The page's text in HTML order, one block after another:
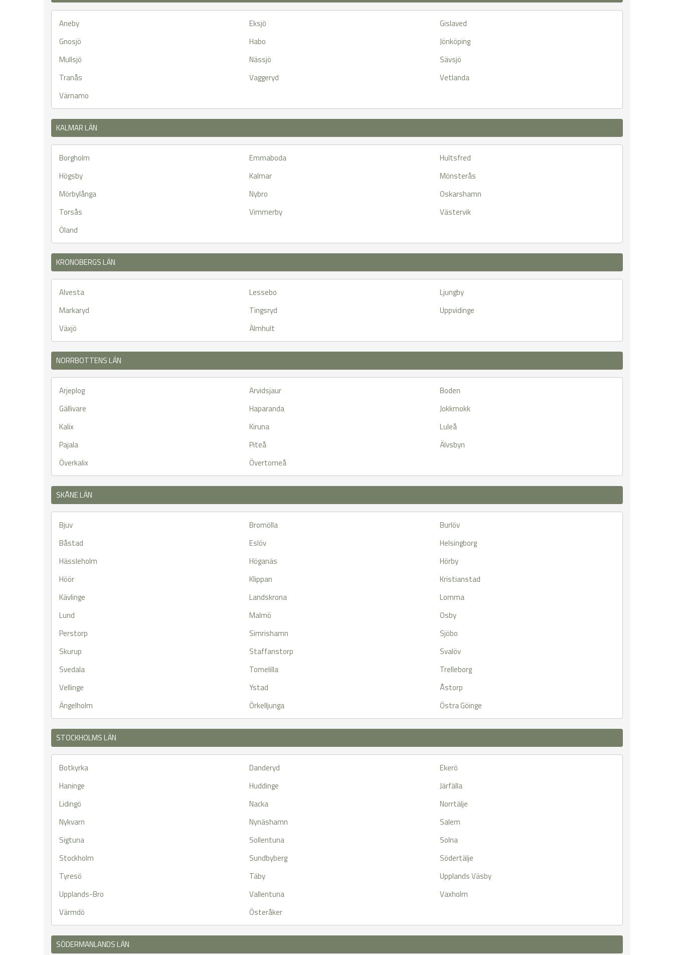
Aneby Eksjö
Gislaved
Gnosjö
Habo
Jönköping
Mullsjö
Nässjö
Sävsjö
Tranås
Vaggeryd
Vetlanda
Värnamo
KALMAR LÄN
Borgholm Emmaboda
Hultsfred
Högsby
Kalmar
Mönsterås
Mörbylånga
Nybro
Oskarshamn
Torsås
Vimmerby
Västervik
Öland
KRONOBERGS LÄN
Alvesta Lessebo
Ljungby
Markaryd
Tingsryd
Uppvidinge
Växjö
Älmhult
NORRBOTTENS LÄN
Arjeplog Arvidsjaur
Boden
Gällivare
Haparanda
Jokkmokk
Kalix
Kiruna
Luleå
Pajala
Piteå
Älvsbyn
Överkalix
Övertorneå
SKÅNE LÄN
Bjuv Bromölla
Burlöv
Båstad
Eslöv
Helsingborg
Hässleholm
Höganäs
Hörby
Höör
Klippan
Kristianstad
Kävlinge
Landskrona
Lomma
Lund
Malmö
Osby
Perstorp
Simrishamn
Sjöbo
Skurup
Staffanstorp
Svalöv
Svedala
Tomelilla
Trelleborg
Vellinge
Ystad
Åstorp
Ängelholm
Örkelljunga Östra Göinge
STOCKHOLMS LÄN
Botkyrka Danderyd
Ekerö
Haninge
Huddinge
Järfälla
Lidingö
Nacka
Norrtälje
Nykvarn
Nynäshamn
Salem
Sigtuna
Sollentuna
Solna
Stockholm
Sundbyberg
Södertälje
Tyresö
Täby
Upplands Väsby
Upplands-Bro
Vallentuna
Vaxholm
Värmdö
Österåker
SÖDERMANLANDS LÄN